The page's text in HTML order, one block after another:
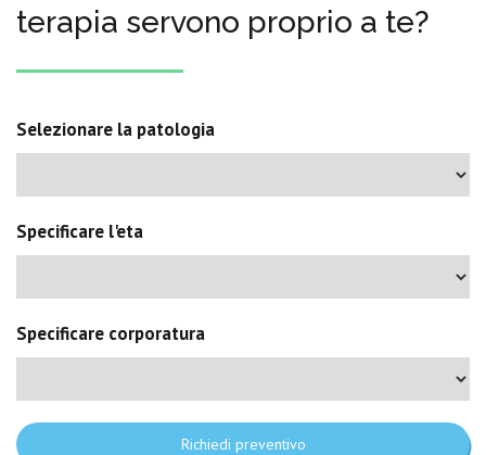
terapia servono proprio a te?
Selezionare la patologia
Specificare l'eta
Specificare corporatura
Richiedi preventivo